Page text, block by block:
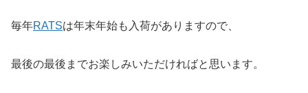
毎年RATSは年末年始も入荷がありますので、
最後の最後までお楽しみいただければと思います。